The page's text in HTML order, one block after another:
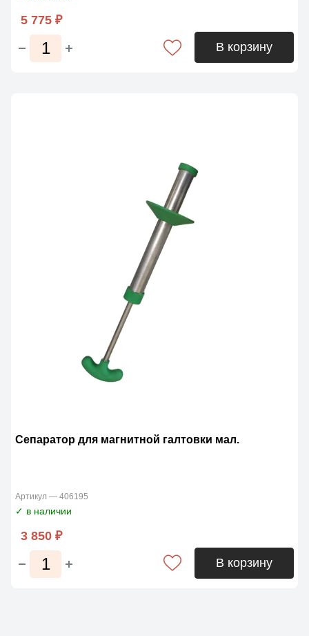
5 775 ₽
В корзину
Сепаратор для магнитной галтовки мал.
Артикул — 406195
✓ в наличии
3 850 ₽
В корзину